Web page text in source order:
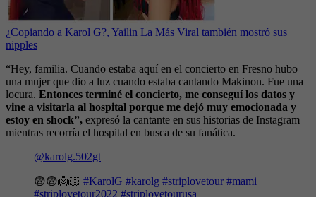
¿Copiando a Karol G?, Yailin La Más Viral también mostró sus
nipples
“Hey, familia. Cuando estaba aquí en el concierto en Fresno hubo
una mujer que dio a luz cuando estaba cantando Makinon. Fue una
locura. Entonces terminé el concierto, me conseguí los datos y
vine a visitarla al hospital porque me dejó muy emocionada y
estoy en shock”, expresó la cantante en sus historias de Instagram
mientras recorría el hospital en busca de su fanática.
@karolg.502gt
😨😨👼🏻 #KarolG #karolg #striplovetour #mami
#striplovetour2022 #striplovetourusa